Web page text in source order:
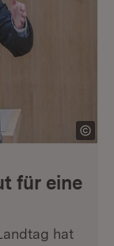
für eine
hat